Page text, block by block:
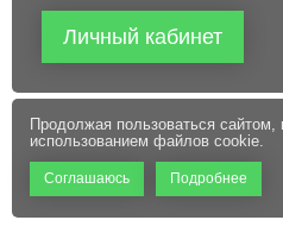
Личный кабинет
Продолжая пользоваться сайтом,
использованием файлов cookie.
Соглашаюсь Подробнее